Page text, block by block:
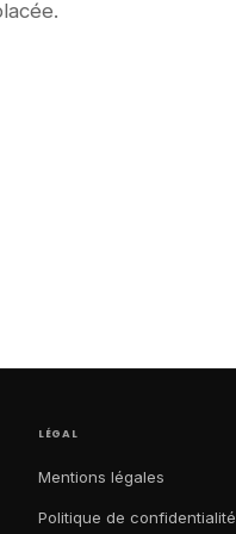
LÉGAL
Mentions légales
Politique de confidentialité